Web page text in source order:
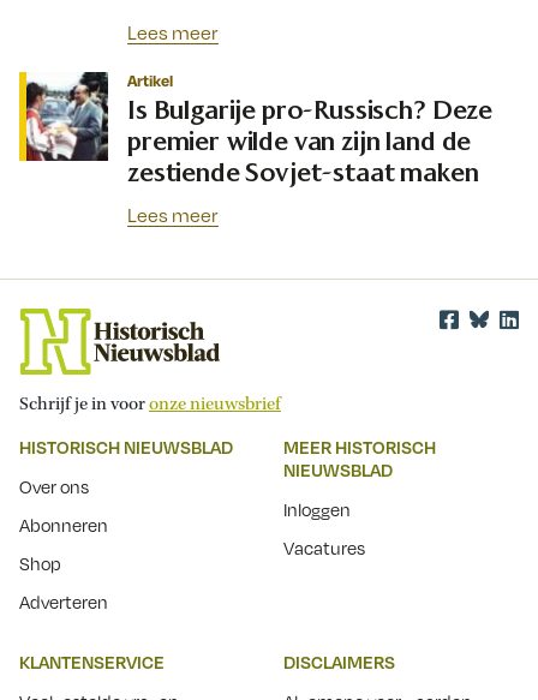
Lees meer
Artikel
Is Bulgarije pro-Russisch? Deze
premier wilde van zijn land de
zestiende Sovjet-staat maken
Lees meer
Schrijf je in vooronze nieuwsbrief
HISTORISCH NIEUWSBLAD
Over ons
Abonneren
Shop
Adverteren
MEER HISTORISCH
NIEUWSBLAD
Inloggen
Vacatures
KLANTENSERVICE
DISCLAIMERS